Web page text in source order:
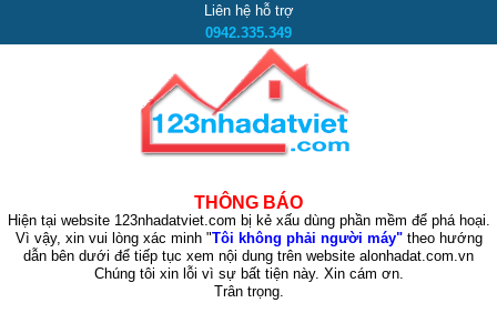
Liên hệ hỗ trợ
0942.335.349
THÔNG BÁO
Hiện tại website 123nhadatviet.com bị kẻ xấu dùng phần mềm để phá hoại.
Vì vậy, xin vui lòng xác minh "Tôi không phải người máy"theo hướng
dẫn bên dưới để tiếp tục xem nội dung trên website alonhadat.com.vn
Chúng tôi xin lỗi vì sự bất tiện này. Xin cám ơn.
Trân trọng.